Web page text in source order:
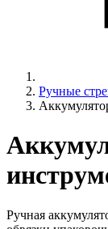
Ручные
Ручная